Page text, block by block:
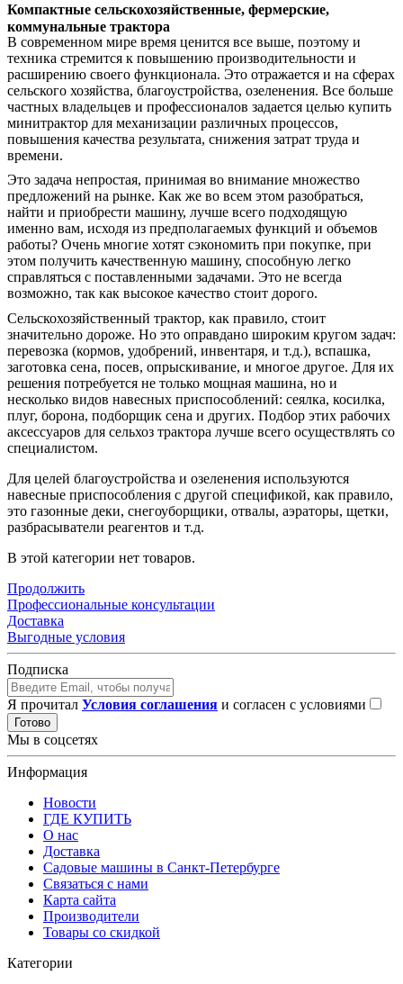
Компактные сельскохозяйственные, фермерские,
коммунальные трактора
В современном мире время ценится все выше, поэтому и
техника стремится к повышению производительности и
расширению своего функционала. Это отражается и на сферах
сельского хозяйства, благоустройства, озеленения. Все больше
частных владельцев и профессионалов задается целью купить
минитрактор для механизации различных процессов,
повышения качества результата, снижения затрат труда и
времени.
Это задача непростая, принимая во внимание множество
предложений на рынке. Как же во всем этом разобраться,
найти и приобрести машину, лучше всего подходящую
именно вам, исходя из предполагаемых функций и объемов
работы? Очень многие хотят сэкономить при покупке, при
этом получить качественную машину, способную легко
справляться с поставленными задачами. Это не всегда
возможно, так как высокое качество стоит дорого.
Сельскохозяйственный трактор, как правило, стоит
значительно дороже. Но это оправдано широким кругом задач:
перевозка (кормов, удобрений, инвентаря, и т.д.), вспашка,
заготовка сена, посев, опрыскивание, и многое другое. Для их
решения потребуется не только мощная машина, но и
несколько видов навесных приспособлений: сеялка, косилка,
плуг, борона, подборщик сена и других. Подбор этих рабочих
аксессуаров для сельхоз трактора лучше всего осуществлять со
специалистом.
Для целей благоустройства и озеленения используются
навесные приспособления с другой спецификой, как правило,
это газонные деки, снегоуборщики, отвалы, аэраторы, щетки,
разбрасыватели реагентов и т.д.
В этой категории нет товаров.
Продолжить
Профессиональные консультации
Доставка
Выгодные условия
Подписка
Я прочитал Условия соглашения и согласен с условиями
Готово
Мы в соцсетях
Информация
Новости
ГДЕ КУПИТЬ
О нас
Доставка
Садовые машины в Санкт-Петербурге
Связаться с нами
Карта сайта
Производители
Товары со скидкой
Категории